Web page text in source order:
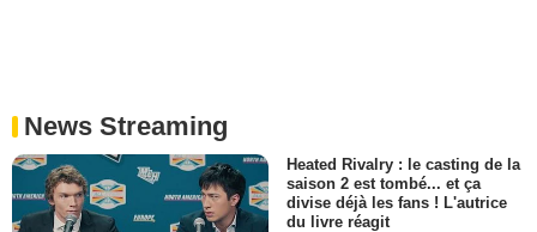
News Streaming
Heated Rivalry : le casting de la
saison 2 est tombé... et ça
divise déjà les fans ! L'autrice
du livre réagit